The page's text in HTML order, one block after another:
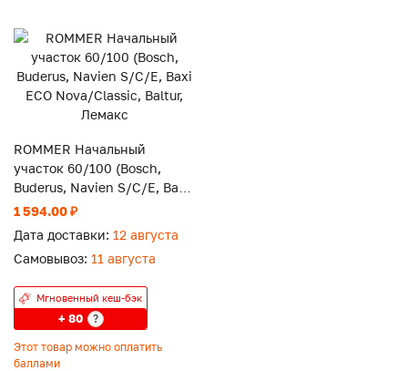
ROMMER Начальный
участок 60/100 (Bosch,
Buderus, Navien S/C/E, Baxi
ECO Nova/Classic, Baltur,
1 594.00 ₽
Дата доставки: 12 августа
Самовывоз: 11 августа
Мгновенный кеш-бэк
+ 80 ?
Этот товар можно оплатить
баллами